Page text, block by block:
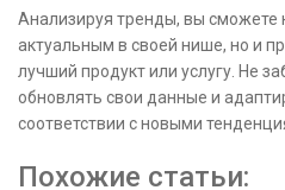
Анализируя тренды, вы сможете
актуальным в своей нише, но и
лучший продукт или услугу. Не
обновлять свои данные и
соответствии с новыми
Похожие статьи: